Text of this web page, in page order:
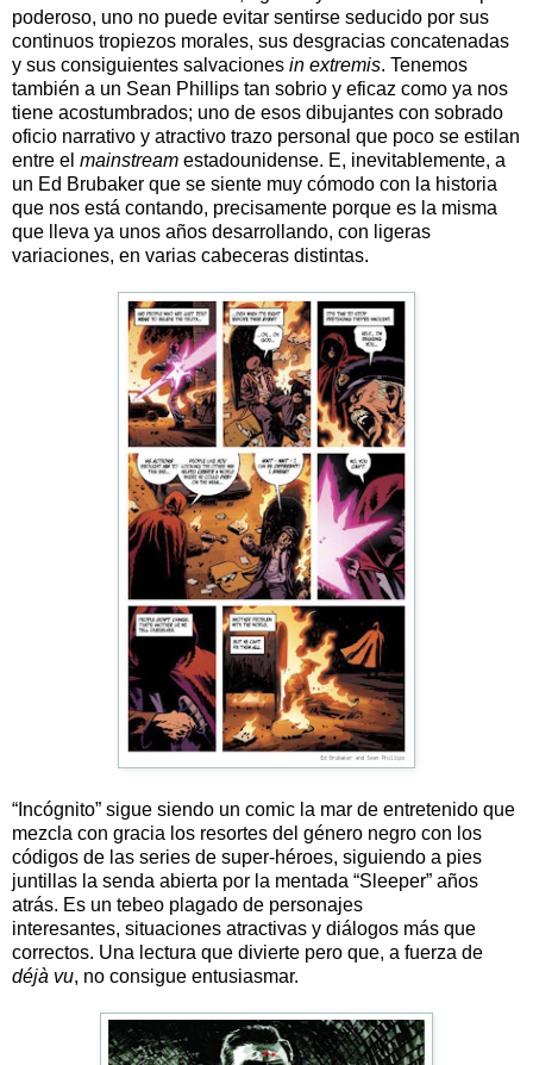
poderoso, uno no puede evitar sentirse seducido por sus
continuos tropiezos morales, sus desgracias concatenadas
y sus consiguientes salvaciones in extremis. Tenemos
también a un Sean Phillips tan sobrio y eficaz como ya nos
tiene acostumbrados; uno de esos dibujantes con sobrado
oficio narrativo y atractivo trazo personal que poco se estilan
entre el mainstream estadounidense. E, inevitablemente, a
un Ed Brubaker que se siente muy cómodo con la historia
que nos está contando, precisamente porque es la misma
que lleva ya unos años desarrollando, con ligeras
variaciones, en varias cabeceras distintas.
“Incógnito” sigue siendo un comic la mar de entretenido que
mezcla con gracia los resortes del género negro con los
códigos de las series de super-héroes, siguiendo a pies
juntillas la senda abierta por la mentada “Sleeper” años
atrás. Es un tebeo plagado de personajes
interesantes, situaciones atractivas y diálogos más que
correctos. Una lectura que divierte pero que, a fuerza de
déjà vu, no consigue entusiasmar.